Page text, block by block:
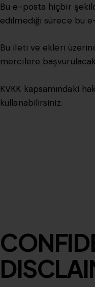
Bu e-posta hiçbir
edilmediği sürece bu
Bu ileti ve ekleri
mercilere
KVKK kapsamındaki
kullanabilirsiniz.